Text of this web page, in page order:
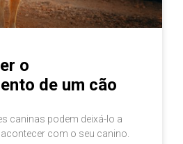
o
de um cão
caninas podem deixá-lo a
com o seu canino.